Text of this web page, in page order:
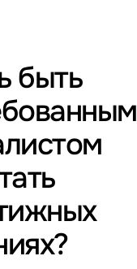
быть